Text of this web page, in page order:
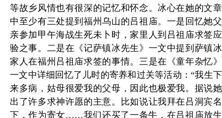
等故乡风情也有很深的记忆和怀念。冰心在她的文章
中至少有三处提到福州乌山的吕祖庙。一是回忆她父
亲参加甲午海战生死未卜时，家里人到吕祖庙求签应
验之事。二是在《记萨镇冰先生》一文中提到萨镇冰
家人在福州吕祖庙求签的事情。三是在《童年杂忆》
一文中详细回忆了儿时的寄养和过关等活动：“我生下
来多病，姑母很爱我的父母，因此也极爱我。据说她
出了许多求神许愿的主意。比如说让我拜在吕洞宾名
下，作为寄女……我们还买了一条牛，在吕祖庙放生